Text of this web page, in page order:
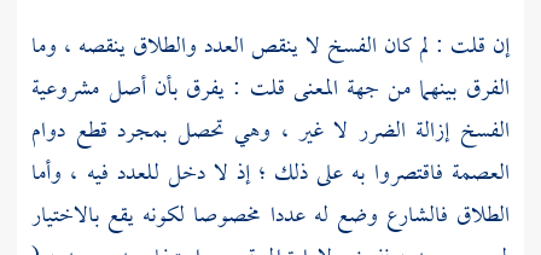
إن قلت : لم كان الفسخ لا ينقص العدد والطلاق ينقصه ، وما
الفرق بينهما من جهة المعنى قلت : يفرق بأن أصل مشروعية
الفسخ إزالة الضرر لا غير ، وهي تحصل بمجرد قطع دوام
العصمة فاقتصروا به على ذلك ؛ إذ لا دخل للعدد فيه ، وأما
الطلاق فالشارع وضع له عددا مخصوصا لكونه يقع بالاختيار